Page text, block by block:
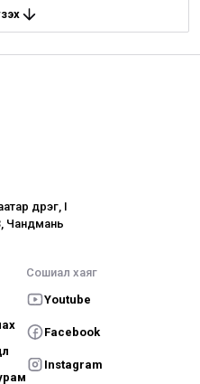
дүүрэг, I
Чандмань
Сошиал хаяг
Youtube
Facebook
Instagram